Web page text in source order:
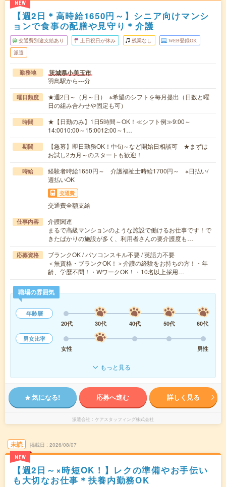
NEW
【週2日＊高時給1650円～】シニア向けマンシ
ョンで食事の配膳や見守り＊介護
交通費別途支給あり 土日祝日が休み 残業なし WEB登録OK
派遣
勤務地 茨城県小美玉市
羽鳥駅から---分
曜日頻度
★週2日～（月～日） ※希望のシフトを毎月提出（日数と曜
日の組み合わせや固定も可）
時間
★【日勤のみ】1日5時間～OK！≪シフト例≫9:00～
14:0010:00～15:0012:00～1…
期間
【急募】即日勤務OK！中旬～など開始日相談可 ★まずは
お試し2カ月～のスタートも歓迎！
時給
経験者時給1650円～ 介護福祉士時給1700円～ ※日払い/
週払いOK
交通費
交通費全額支給
仕事内容
介護関連
まるで高級マンションのような施設で働けるお仕事です！で
きたばかりの施設が多く、利用者さんの要介護度も…
応募資格
ブランクOK / パソコンスキル不要 / 英語力不要
＜無資格・ブランクOK！＞介護の経験をお持ちの方！・年
齢、学歴不問！・WワークOK！・10名以上採用…
職場の雰囲気
年齢層
20代
30代 40代 50代
60代
男女比率
女性
男性
もっと見る
気になる! 応募へ進む 詳しく見る
派遣会社 ケアスタッフィング株式会社
未読
NEW
掲載日 2026/08/07
【週2日～×時短OK！】レクの準備やお手伝い
も大切なお仕事＊扶養内勤務OK